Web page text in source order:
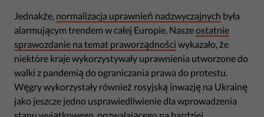
Jednakże, normalizacja uprawnień nadzwyczajnych była
alarmującym trendem w całej Europie. Naszeostatnie
sprawozdanie na temat praworządności wykazało, że
niektóre kraje wykorzystywały uprawnienia utworzone do
walki z pandemią do ograniczania prawa do protestu.
Węgry wykorzystały również rosyjską inwazję na Ukrainę
jako jeszcze jedno usprawiedliwienie dla wprowadzenia